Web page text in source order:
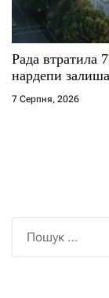
Рада втратила
нардепи
7 Серпня, 2026